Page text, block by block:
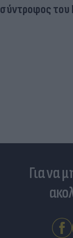
Για να